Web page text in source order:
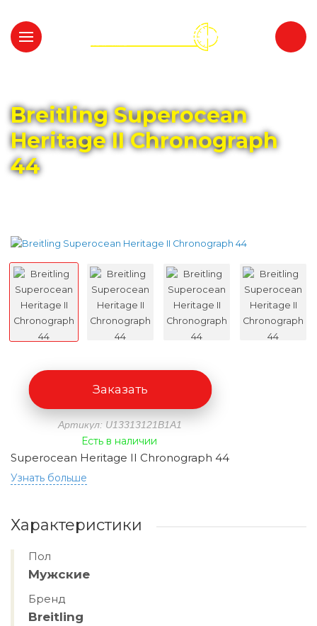
Breitling Superocean
Heritage II Chronograph
44
Артикул: U13313121B1A1
Есть в наличии
Superocean Heritage II Chronograph 44
Узнать больше
Заказать
Характеристики
Пол
Мужские
Бренд
Breitling